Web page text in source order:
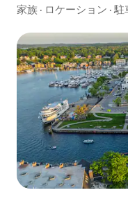
ーズ103E
家族 · ロケーション ·駐